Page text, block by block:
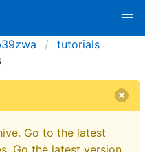
tutorials
Go to the latest
. Go the latest version